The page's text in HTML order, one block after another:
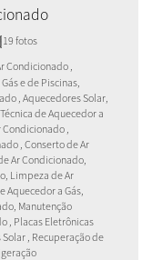
19 fotos
Condicionado ,
e de Piscinas,
, Aquecedores Solar,
de Aquecedor a
,
, Conserto de Ar
Ar Condicionado,
Limpeza de Ar
Aquecedor a Gás,
Manutenção
, Placas Eletrônicas
, Recuperação de